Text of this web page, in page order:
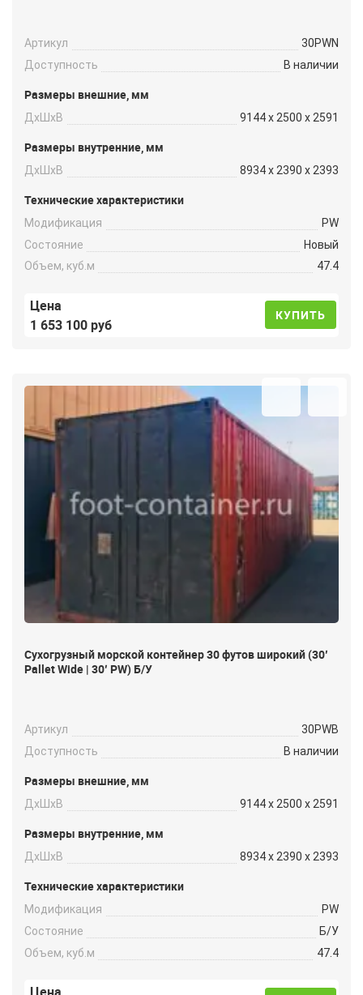
Артикул
30PWN
Доступность
В наличии
Размеры внешние, мм
ДxШxВ 9144 x 2500 x 2591
Размеры внутренние, мм
ДxШxВ 8934 x 2390 x 2393
Технические характеристики
Модификация
PW
Состояние
Новый
Объем, куб.м
47.4
Цена
1 653 100 руб
КУПИТЬ
Сухогрузный морской контейнер 30 футов широкий (30′
Pallet Wide | 30′ PW) Б/У
Артикул
30PWB
Доступность
В наличии
Размеры внешние, мм
ДxШxВ 9144 x 2500 x 2591
Размеры внутренние, мм
ДxШxВ 8934 x 2390 x 2393
Технические характеристики
Модификация
PW
Состояние
Б/У
Объем, куб.м
47.4